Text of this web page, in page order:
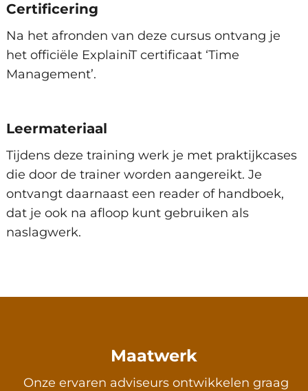
Trainingsdag 2
Beschikbare trainingslocaties
Maandag 21 September 2026
Trainingsdag 1
Maandag 21 September 2026
Trainingsdag 2
Maandag 28 September 2026
Eindhoven, Groningen, Hengelo,
Rotterdam, Utrecht, Zwolle en
Virtueel.
Beschikbare trainingslocaties
Maandag 12 Oktober 2026
Virtueel.
Certificering
Na het afronden van deze cursus ontvang je
het officiële ExplainiT certificaat ‘Time
Management’.
Leermateriaal
Tijdens deze training werk je met praktijkcases
die door de trainer worden aangereikt. Je
ontvangt daarnaast een reader of handboek,
dat je ook na afloop kunt gebruiken als
naslagwerk.
Maatwerk
Onze ervaren adviseurs ontwikkelen graag